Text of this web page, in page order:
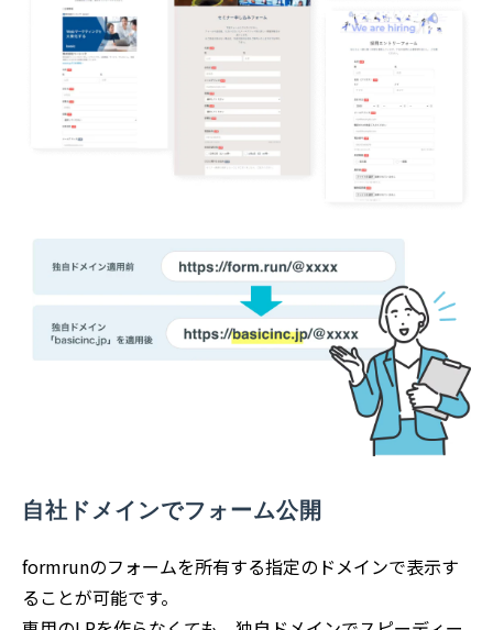
自社ドメインでフォーム公開
formrunのフォームを所有する指定のドメインで表示す
ることが可能です。